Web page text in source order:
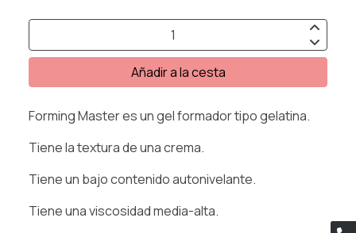
Añadir a la cesta
Forming Master es un gel formador tipo gelatina.
Tiene la textura de una crema.
Tiene un bajo contenido autonivelante.
Tiene una viscosidad media-alta.